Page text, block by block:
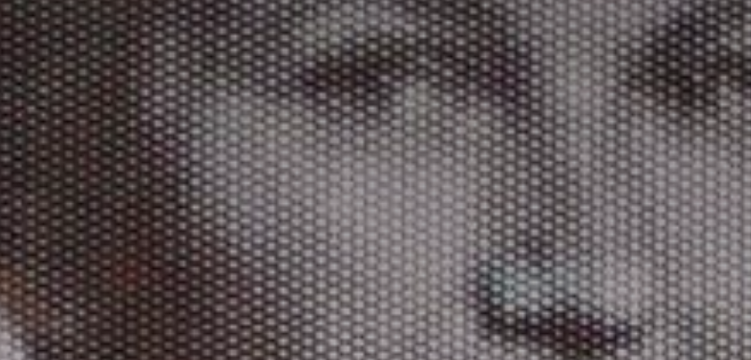
* Champ obligatoire
Statut / Organisation
J'accepte lestermes et conditions
* Champ obligatoire